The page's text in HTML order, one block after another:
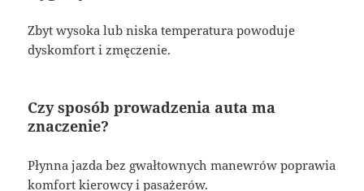
Zbyt wysoka lub niska temperatura powoduje
dyskomfort i zmęczenie.
Czy sposób prowadzenia auta ma
znaczenie?
Płynna jazda bez gwałtownych manewrów poprawia
komfort kierowcy i pasażerów.